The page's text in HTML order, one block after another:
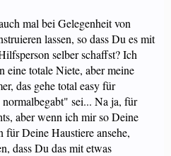
mal bei Gelegenheit von
lassen, so dass Du es mit
selber schaffst? Ich
eine totale Niete, aber meine
das gehe total easy für
sei... Na ja, für
aber wenn ich mir so Deine
für Deine Haustiere ansehe,
dass Du das mit etwas